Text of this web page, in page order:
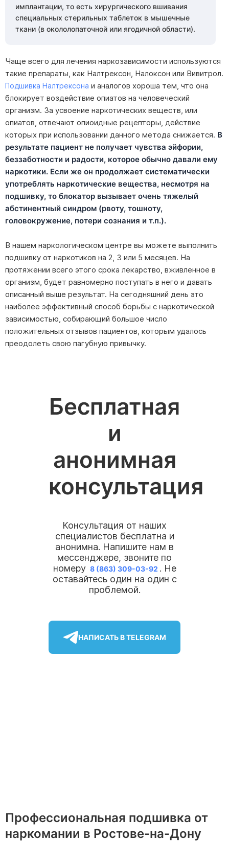
имплантации, то есть хирургического вшивания
специальных стерильных таблеток в мышечные
ткани (в окололопаточной или ягодичной области).
Чаще всего для лечения наркозависимости используются
такие препараты, как Налтрексон, Налоксон или Вивитрол.
Подшивка Налтрексона и аналогов хороша тем, что она
блокирует воздействие опиатов на человеческий
организм. За усвоение наркотических веществ, или
опиатов, отвечают опиоидные рецепторы, действие
которых при использовании данного метода снижается. В
результате пациент не получает чувства эйфории,
беззаботности и радости, которое обычно давали ему
наркотики. Если же он продолжает систематически
употреблять наркотические вещества, несмотря на
подшивку, то блокатор вызывает очень тяжелый
абстинентный синдром (рвоту, тошноту,
головокружение, потери сознания и т.п.).
В нашем наркологическом центре вы можете выполнить
подшивку от наркотиков на 2, 3 или 5 месяцев. На
протяжении всего этого срока лекарство, вживленное в
организм, будет равномерно поступать в него и давать
описанный выше результат. На сегодняшний день это
наиболее эффективный способ борьбы с наркотической
зависимостью, собирающий большое число
положительных отзывов пациентов, которым удалось
преодолеть свою пагубную привычку.
Бесплатная
и
анонимная
консультация
Консультация от наших
специалистов бесплатна и
анонимна. Напишите нам в
мессенджере, звоните по
номеру 8 (863) 309-03-92 . Не
оставайтесь один на один с
проблемой.
НАПИСАТЬ В TELEGRAM
Профессиональная подшивка от
наркомании в Ростове-на-Дону
Нажимая кнопку «Оставить заявку», вы соглашаетесь с
политикой конфиденциальности
Нажимая кнопку «Оставить заявку», вы соглашаетесь с
политикой конфиденциальности